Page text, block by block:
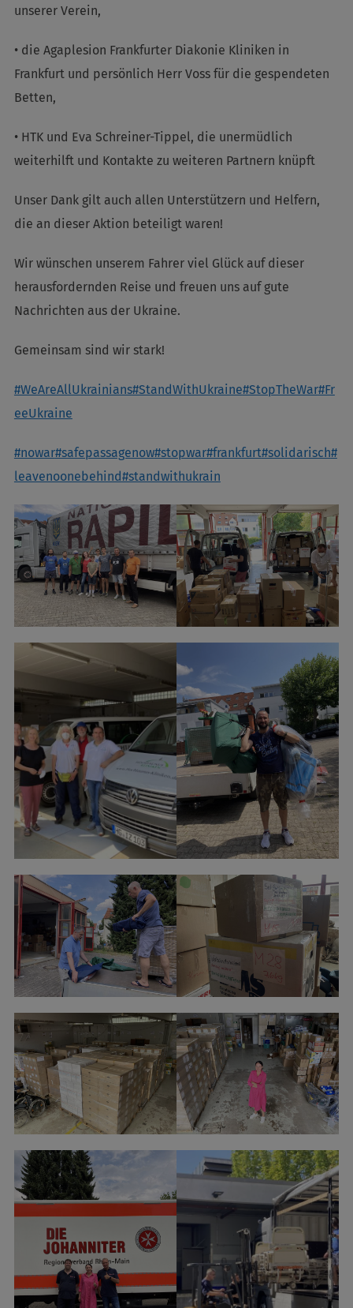
unserer Verein,
• die Agaplesion Frankfurter Diakonie Kliniken in
Frankfurt und persönlich Herr Voss für die gespendeten
Betten,
• HTK und Eva Schreiner-Tippel, die unermüdlich
weiterhilft und Kontakte zu weiteren Partnern knüpft
Unser Dank gilt auch allen Unterstützern und Helfern,
die an dieser Aktion beteiligt waren!
Wir wünschen unserem Fahrer viel Glück auf dieser
herausfordernden Reise und freuen uns auf gute
Nachrichten aus der Ukraine.
Gemeinsam sind wir stark!
#WeAreAllUkrainians#StandWithUkraine#StopTheWar#Fr
eeUkraine
#nowar#safepassagenow#stopwar#frankfurt#solidarisch#
leavenoonebehind#standwithukrain